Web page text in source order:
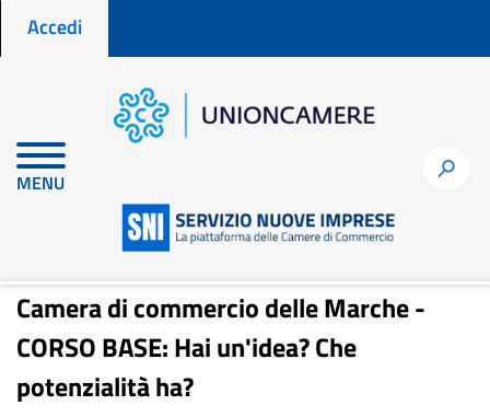
Menu profilo utente
Accedi
MENU
h
Home
Camera di commercio delle Marche - CORSO BASE: Hai un'idea?
Che potenzialità ha?
Camera di commercio delle Marche -
CORSO BASE: Hai un'idea? Che
potenzialità ha?